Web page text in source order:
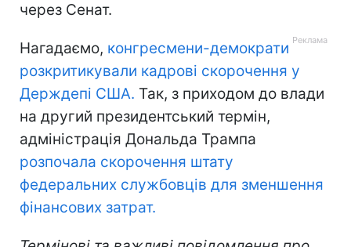
через Сенат.
Нагадаємо, конгресмени-демократи
розкритикували кадрові скорочення у
Держдепі США. Так, з приходом до влади
на другий президентський термін,
адміністрація Дональда Трампа
розпочала скорочення штату
федеральних службовців для зменшення
фінансових затрат.